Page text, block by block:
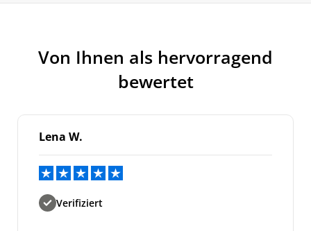
Von Ihnen als hervorragend
bewertet
Lena W.
Verifiziert
Neuigkeiten und Angebote.